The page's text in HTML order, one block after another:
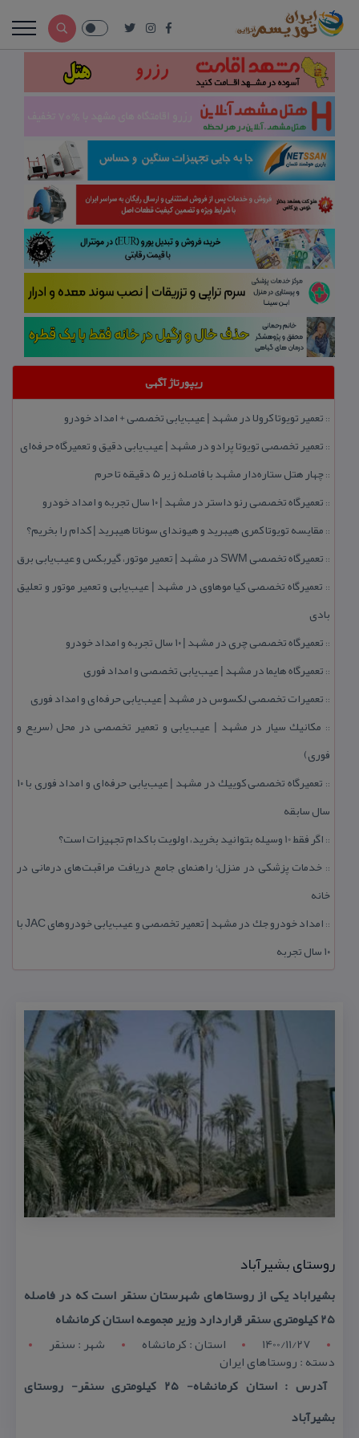
ریپورتاژ آگهی
:: تعمیر تویوتا كرولا در مشهد | عیب‌یابی تخصصی + امداد خودرو
:: تعمیر تخصصی تویوتا پرادو در مشهد | عیب‌یابی دقیق و تعمیرگاه حرفه‌ای
::چهار هتل‌ ستاره‌دار مشهد با فاصله زیر 5 دقیقه تا حرم
:: تعمیرگاه تخصصی رنو داستر در مشهد | ۱۰ سال تجربه و امداد خودرو
:: مقایسه تویوتا كمری هیبرید و هیوندای سوناتا هیبرید | كدام را بخریم؟
:: تعمیرگاه تخصصی SWM در مشهد | تعمیر موتور، گیربكس و عیب‌یابی برق
:: تعمیرگاه تخصصی كیا موهاوی در مشهد | عیب‌یابی و تعمیر موتور و تعلیق
بادی
:: تعمیرگاه تخصصی چری در مشهد | ۱۰ سال تجربه و امداد خودرو
:: تعمیرگاه هایما در مشهد | عیب‌یابی تخصصی و امداد فوری
:: تعمیرات تخصصی لكسوس در مشهد | عیب‌یابی حرفه‌ای و امداد فوری
:: مكانیك سیار در مشهد | عیب‌یابی و تعمیر تخصصی در محل (سریع و
فوری)
::
تعمیرگاه تخصصی كوییك در مشهد | عیب‌یابی حرفه‌ای و امداد فوری با ۱۰
سال سابقه
:: اگر فقط 10 وسیله بتوانید بخرید، اولویت با كدام تجهیزات است؟
:: خدمات پزشكی در منزل؛ راهنمای جامع دریافت مراقبت‌های درمانی در
خانه
::
امداد خودرو جك در مشهد | تعمیر تخصصی و عیب‌یابی خودروهای JAC با
۱۰ سال تجربه
روستای بشیرآباد
بشیراباد یكی از روستاهای شهرستان سنقر است كه در فاصله
۲۵ كیلومتری سنقر قراردارد وزیر مجموعه استان كرمانشاه
1400/11/27
استان : کرمانشاه شهر : سنقر
دسته : روستاهای ایران
آدرس : استان كرمانشاه- ۲۵ كیلومتری سنقر- روستای
بشیرآباد